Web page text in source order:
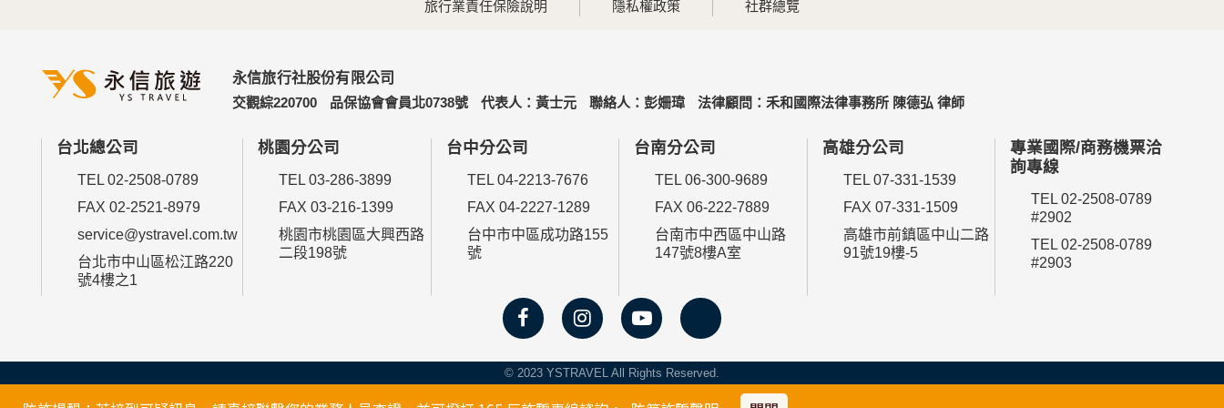
旅行業責任保險說明 隱私權政策 社群總覽
永信旅行社股份有限公司
交觀綜220700
品保協會會員北0738號 代表人：黃士元 聯絡人：彭姍瑋 法律顧問：禾和國際法律事務所 陳德弘 律師
台北總公司
TEL 02-2508-0789
FAX 02-2521-8979
service@ystravel.com.tw
台北市中山區松江路220
號4樓之1
桃園分公司
TEL 03-286-3899
FAX 03-216-1399
桃園市桃園區大興西路
二段198號
台中分公司
TEL 04-2213-7676
FAX 04-2227-1289
台中市中區成功路155
號
台南分公司
TEL 06-300-9689
FAX 06-222-7889
台南市中西區中山路
147號8樓A室
高雄分公司
TEL 07-331-1539
FAX 07-331-1509
高雄市前鎮區中山二路
91號19樓-5
專業國際/商務機票洽
詢專線
TEL 02-2508-0789
#2902
TEL 02-2508-0789
#2903
© 2023 YSTRAVEL All Rights Reserved.